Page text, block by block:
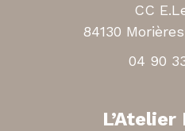
CC
84130
04 90